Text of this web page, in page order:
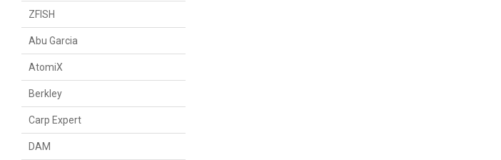
ZFISH
Abu Garcia
AtomiX
Berkley
Carp Expert
DAM